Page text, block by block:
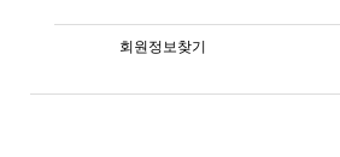
회원정보찾기